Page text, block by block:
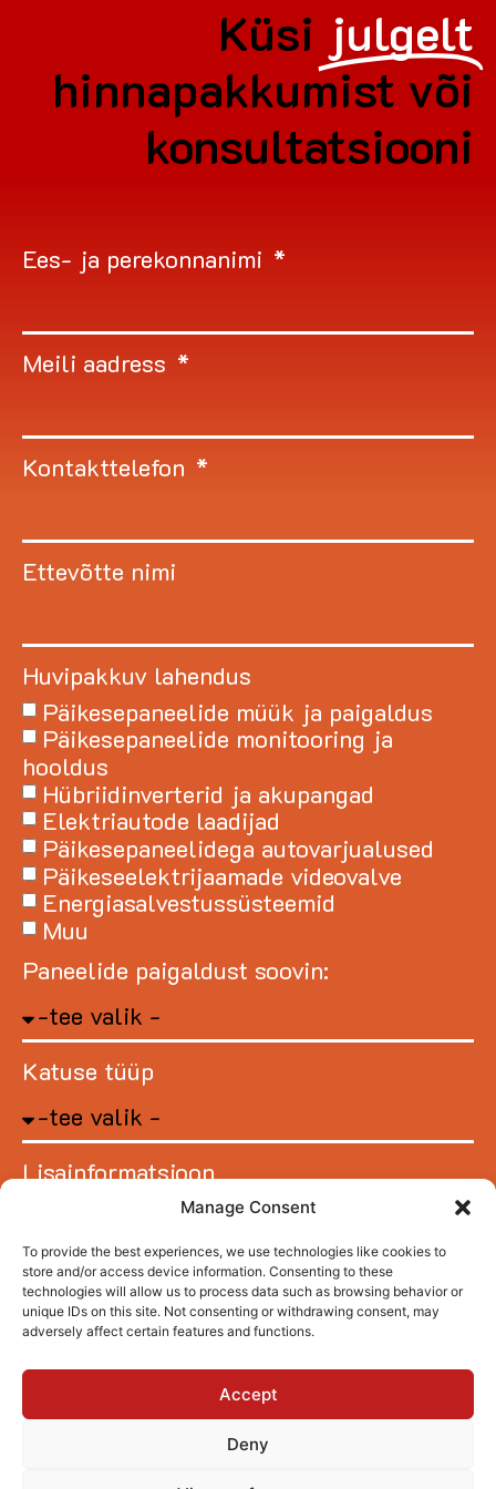
Manage Consent
To provide the best experiences, we use technologies like cookies to
store and/or access device information. Consenting to these
technologies will allow us to process data such as browsing behavior or
unique IDs on this site. Not consenting or withdrawing consent, may
adversely affect certain features and functions.
Accept
Deny
Küsi julgelt
hinnapakkumist või
konsultatsiooni
Ees- ja perekonnanimi
Meili aadress
Kontakttelefon
Ettevõtte nimi
Huvipakkuv lahendus
Päikesepaneelide müük ja paigaldus
Päikesepaneelide monitooring ja
hooldus
Hübriidinverterid ja akupangad
Elektriautode laadijad
Päikesepaneelidega autovarjualused
Päikeseelektrijaamade videovalve
Energiasalvestussüsteemid
Muu
Paneelide paigaldust soovin:
Katuse tüüp
Lisainformatsioon
SAADA
Privaatsustingimused